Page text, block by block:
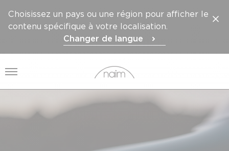
Choisissez un pays ou une région pour afficher le
contenu spécifique à votre localisation.
Changer de langue
Ouvrir le menu